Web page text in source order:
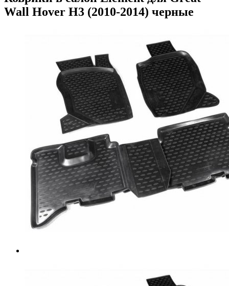
Wall Hover H3 (2010-2014) черные